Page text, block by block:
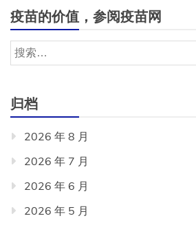
疫苗的价值，参阅疫苗网
搜
索：
归档
2026 年 8 月
2026 年 7 月
2026 年 6 月
2026 年 5 月